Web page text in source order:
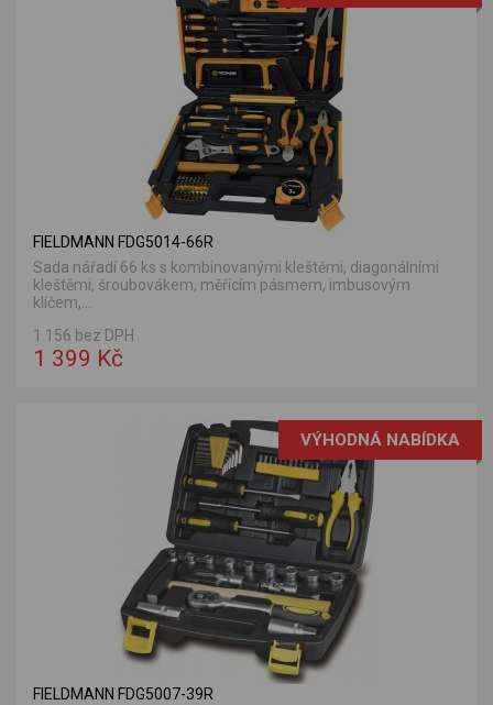
FIELDMANN FDG5014-66R
Sada nářadí 66 ks s kombinovanými kleštěmi, diagonálními
kleštěmi, šroubovákem, měřícím pásmem, imbusovým
klíčem,...
1 156 bez DPH
1 399 Kč
VÝHODNÁ NABÍDKA
FIELDMANN FDG5007-39R